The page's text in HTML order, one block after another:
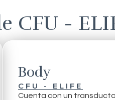
CFU -
Body
CFU - ELIFE
Cuenta con un